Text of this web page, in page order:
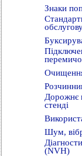
Знаки
Дорожнє
стенді
Шум,
(NVH)